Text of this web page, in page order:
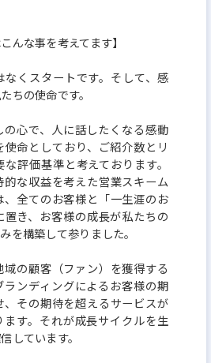
んな事を考えてます】
くスタートです。そして、感
ちの使命です。
の心で、人に話したくなる感動
命としており、ご紹介数とリ
評価基準と考えております。
な収益を考えた営業スキーム
全てのお客様と「一生涯のお
き、お客様の成長が私たちの
を構築して参りました。
の顧客（ファン）を獲得する
ランディングによるお客様の期
、その期待を超えるサービスが
す。それが成長サイクルを生
しています。